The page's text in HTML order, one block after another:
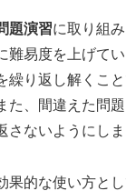
題演習に取り組
難易度を上げて
繰り返し解くこ
た、間違えた問
さないようにしま
果的な使い方とし